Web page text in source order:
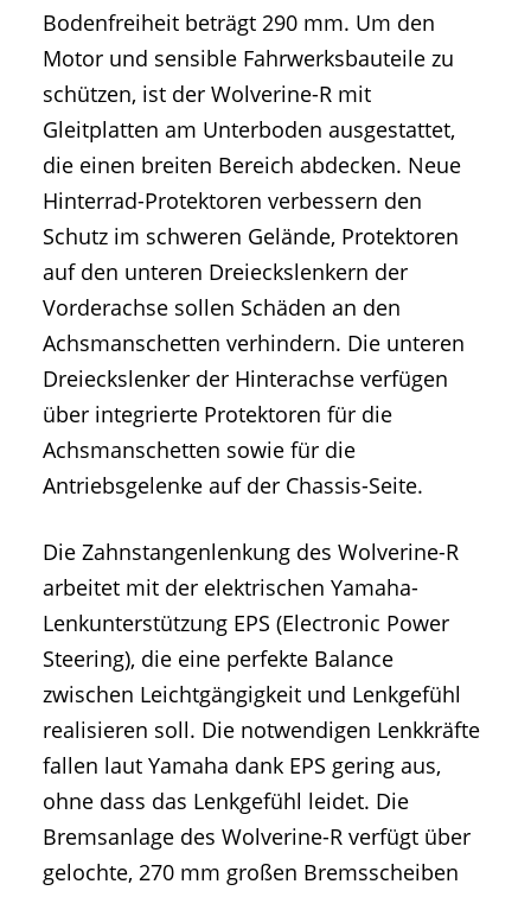
Bodenfreiheit beträgt 290 mm. Um den
Motor und sensible Fahrwerksbauteile zu
schützen, ist der Wolverine-R mit
Gleitplatten am Unterboden ausgestattet,
die einen breiten Bereich abdecken. Neue
Hinterrad-Protektoren verbessern den
Schutz im schweren Gelände, Protektoren
auf den unteren Dreieckslenkern der
Vorderachse sollen Schäden an den
Achsmanschetten verhindern. Die unteren
Dreieckslenker der Hinterachse verfügen
über integrierte Protektoren für die
Achsmanschetten sowie für die
Antriebsgelenke auf der Chassis-Seite.
Die Zahnstangenlenkung des Wolverine-R
arbeitet mit der elektrischen Yamaha-
Lenkunterstützung EPS (Electronic Power
Steering), die eine perfekte Balance
zwischen Leichtgängigkeit und Lenkgefühl
realisieren soll. Die notwendigen Lenkkräfte
fallen laut Yamaha dank EPS gering aus,
ohne dass das Lenkgefühl leidet. Die
Bremsanlage des Wolverine-R verfügt über
gelochte, 270 mm großen Bremsscheiben